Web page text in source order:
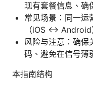
现有套餐信息、确
常见场景：同一运
（iOS ↔ Android
风险与注意：确保
码、避免在信号薄
本指南结构